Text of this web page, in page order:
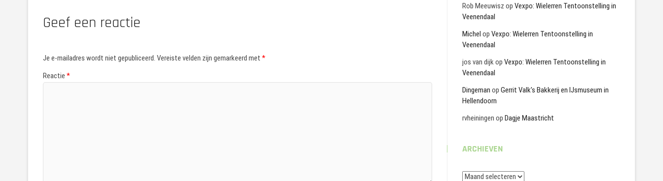
Geef een reactie
Je e-mailadres wordt niet gepubliceerd. Vereiste velden zijn gemarkeerd met *
Reactie *
Rob Meeuwisz op Vexpo: Wielerren Tentoonstelling in
Veenendaal
Michel op Vexpo: Wielerren Tentoonstelling in
Veenendaal
jos van dijkop Vexpo: Wielerren Tentoonstelling in
Veenendaal
Dingeman op Gerrit Valk’s Bakkerij en IJsmuseum in
Hellendoorn
rvheiningen op Dagje Maastricht
ARCHIEVEN
Archieven